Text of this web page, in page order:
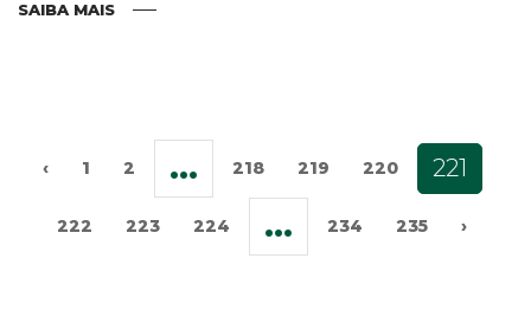
SAIBA MAIS
‹ 1 2 ... 218 219 220 221
222 223 224 ... 234 235 ›